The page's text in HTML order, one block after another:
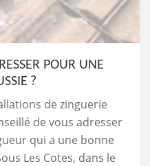
POUR UNE
?
de zinguerie
de vous adresser
qui a une bonne
Les Cotes, dans le